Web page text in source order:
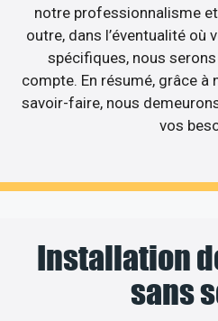
notre professionnalisme
outre, dans l’éventualité où
spécifiques, nous
compte. En résumé, grâce à
savoir-faire, nous
vos
Installation
sans